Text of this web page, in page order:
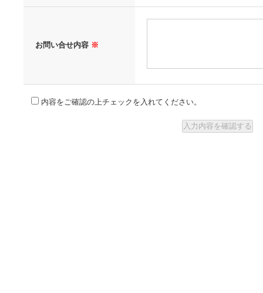
お問い合せ内容 ※
内容をご確認の上チェックを入れてください。